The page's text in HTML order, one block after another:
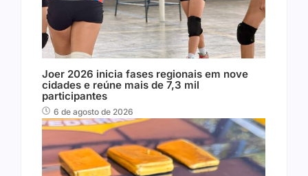
Joer 2026 inicia fases regionais em nove
cidades e reúne mais de 7,3 mil
participantes
6 de agosto de 2026